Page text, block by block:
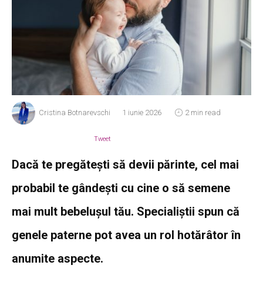
Cristina Botnarevschi 1 iunie 2026 2 min read
Tweet
Dacă te pregăteşti să devii părinte, cel mai
probabil te gândeşti cu cine o să semene
mai mult bebeluşul tău. Specialiştii spun că
genele paterne pot avea un rol hotărâtor în
anumite aspecte.